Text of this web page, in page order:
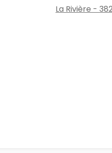
La Rivière -